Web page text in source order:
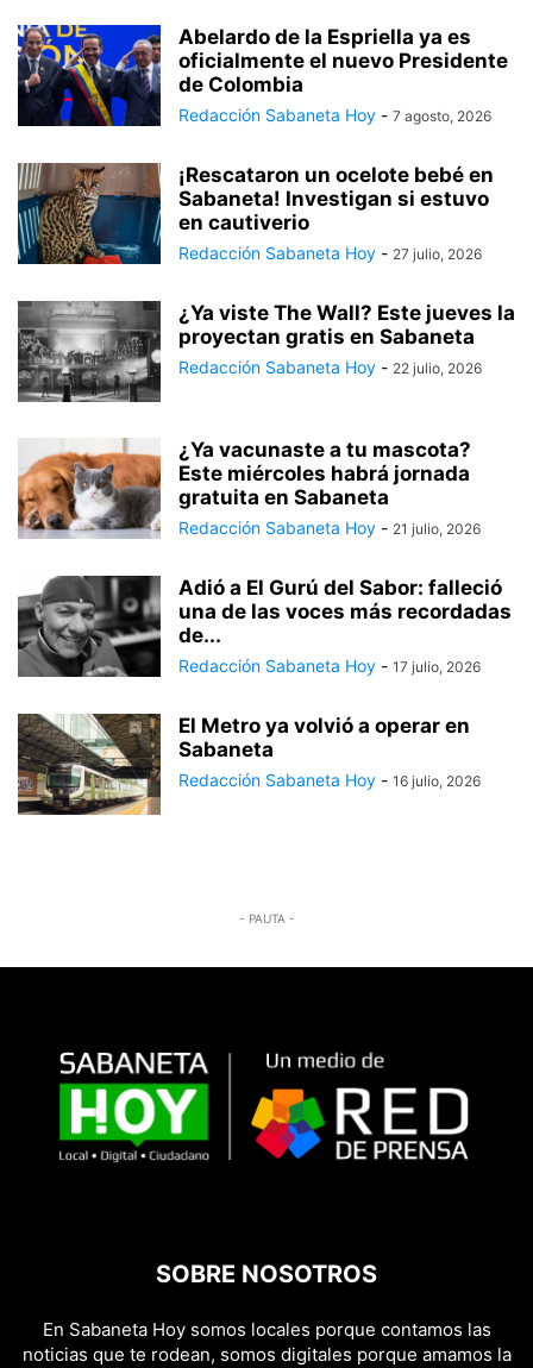
Abelardo de la Espriella ya es
oficialmente el nuevo Presidente
de Colombia
Redacción Sabaneta Hoy - 7 agosto, 2026
¡Rescataron un ocelote bebé en
Sabaneta! Investigan si estuvo
en cautiverio
Redacción Sabaneta Hoy - 27 julio, 2026
¿Ya viste The Wall? Este jueves la
proyectan gratis en Sabaneta
Redacción Sabaneta Hoy - 22 julio, 2026
¿Ya vacunaste a tu mascota?
Este miércoles habrá jornada
gratuita en Sabaneta
Redacción Sabaneta Hoy - 21 julio, 2026
Adió a El Gurú del Sabor: falleció
una de las voces más recordadas
de...
Redacción Sabaneta Hoy - 17 julio, 2026
El Metro ya volvió a operar en
Sabaneta
Redacción Sabaneta Hoy - 16 julio, 2026
- PAUTA -
SOBRE NOSOTROS
En Sabaneta Hoy somos locales porque contamos las
noticias que te rodean, somos digitales porque amamos la